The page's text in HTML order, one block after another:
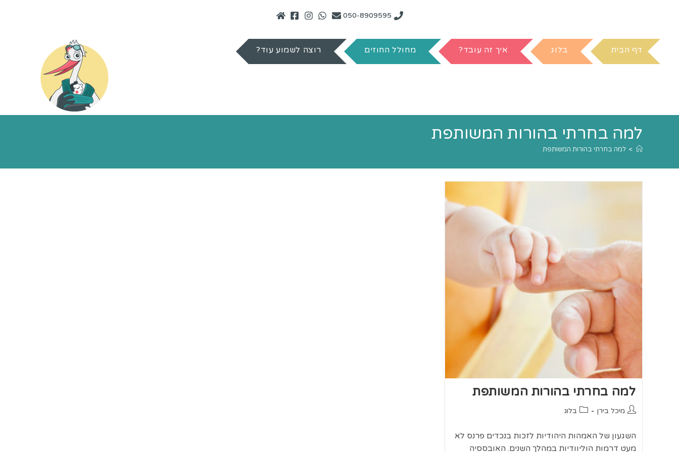
050-8909595
דף הבית בלוג איך זה עובד? מחולל החוזים רוצה לשמוע עוד?
למה בחרתי בהורות המשותפת
> למה בחרתי בהורות המשותפת
למה בחרתי בהורות המשותפת
מיכל בירן בלוג
השגעון של האמהות היהודיות לזכות בנכדים פרנס לא
מעט דרמות הוליוודיות במהלך השנים. האובססיה